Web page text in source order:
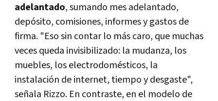
adelantado, sumando mes adelantado,
depósito, comisiones, informes y gastos de
firma. "Eso sin contar lo más caro, que muchas
veces queda invisibilizado: la mudanza, los
muebles, los electrodomésticos, la
instalación de internet, tiempo y desgaste",
señala Rizzo. En contraste, en el modelo de